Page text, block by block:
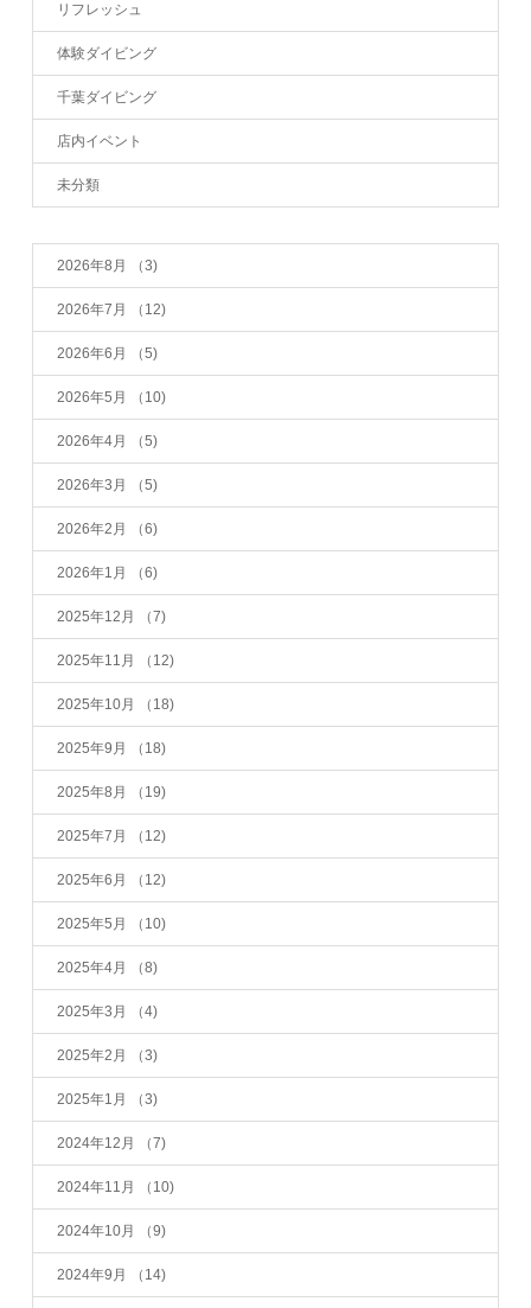
リフレッシュ
体験ダイビング
千葉ダイビング
店内イベント
未分類
2026年8月 （3)
2026年7月 （12)
2026年6月 （5)
2026年5月 （10)
2026年4月 （5)
2026年3月 （5)
2026年2月 （6)
2026年1月 （6)
2025年12月 （7)
2025年11月 （12)
2025年10月 （18)
2025年9月 （18)
2025年8月 （19)
2025年7月 （12)
2025年6月 （12)
2025年5月 （10)
2025年4月 （8)
2025年3月 （4)
2025年2月 （3)
2025年1月 （3)
2024年12月 （7)
2024年11月 （10)
2024年10月 （9)
2024年9月 （14)